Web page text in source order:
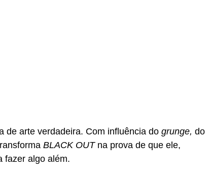
de arte verdadeira. Com influência do grunge, do
BLACK OUT na prova de que ele,
fazer algo além.